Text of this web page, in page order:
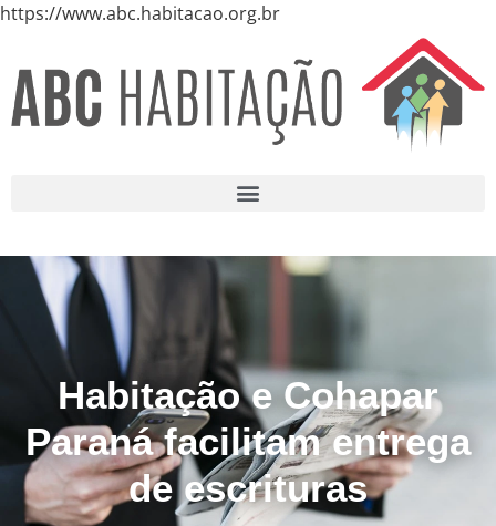
https://www.abc.habitacao.org.br
Habitação e Cohapar
Paraná facilitam entrega
de escrituras